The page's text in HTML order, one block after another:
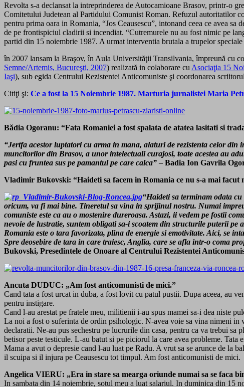
Revolta s-a declansat la intreprinderea de Autocamioane Brasov, printr-o
Comitetului Judetean al Partidului Comunist Roman. Refuzul autoritatilor
pentru prima oara in Romania, “Jos Ceausescu”, intonand ceea ce avea
de pe frontispiciul cladirii si incendiat. “Cutremurele nu au fost nimic pe
partid din 15 noiembrie 1987. A urmat interventia brutala a trupelor
în 2007 lansam la Braşov, în Aula Universităţii Transilvania, împreună cu
Semne/Artemis, Bucureşti, 2007) realizată in colaborare cu Asociaţia 15
Iaşi), sub egida Centrului Rezistentei Anticomuniste şi coordonarea
Citiţi şi: Ce a fost la 15 Noiembrie 1987. Marturia jurnalistei Maria
Bădia Ogoranu: “Fata Romaniei a fost spalata de atatea lasitati si
“Jertfa acestor luptatori cu arma in mana, alaturi de rezistenta celor
muncitorilor din Brasov, a unor intelectuali curajosi, toate acestea au
pasi cu fruntea sus pe pamantul pe care calca” – Badia Ion Gavrila
Vladimir Bukovski: “Haideti sa facem in Romania ce nu s-a mai
“Haideti sa terminam odata
oricum, va fi mai bine. Tineretul sa vina in sprijinul nostru. Numai
comuniste este ca au o mostenire dureroasa. Astazi, ii vedem pe fostii
nevoie de lustratie, suntem obligati sa-i scoatem din structurile puterii
Romania este o tara favorizata, plina de energie si emotivitate. Aici, se
Spre deosebire de tara in care traiesc, Anglia, care se afla intr-o coma
Bukovski, Presedintele de Onoare al Centrului Rezistentei
Ancuta DUDUC: „Am fost anticomunisti de mici.”
Cand tata a fost urcat in duba, a fost lovit cu patul pustii. Dupa aceea, au
pentru instigare.
Cand l-au arestat pe fratele meu, militienii i-au spus mamei sa-i dea niste
La noi a fost o suferinta de ordin psihologic. N-avea voie sa vina nimeni
declaratii. Ne-au pus sechestru pe lucrurile din casa, pentru ca va trebui
betisor peste testicule. L-au batut si pe piciorul la care avea probleme.
Mama a avut o depresie cand l-au luat pe Radu. A vrut sa se arunce de la
il scuipa si il injura pe Ceausescu tot timpul. Am fost anticomunisti de mici.
Angelica VIERU: „Era in stare sa mearga oriunde numai sa se faca
In sambata din 14 noiembrie, sotul meu a luat salariul. In duminica din 15